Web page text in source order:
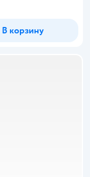
В корзину